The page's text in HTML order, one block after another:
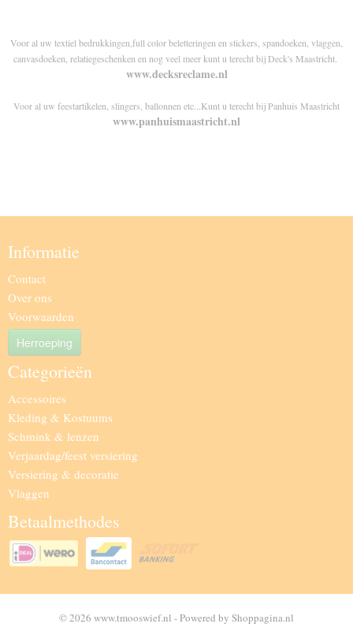
Voor al uw textiel bedrukkingen,full color beletteringen en stickers, spandoeken, vlaggen,
canvasdoeken, relatiegeschenken en nog veel meer kunt u terecht bij Deck's Maastricht.
www.decksreclame.nl
Voor al uw feestartikelen, slingers, ballonnen etc...Kunt u terecht bij Panhuis Maastricht
www.panhuismaastricht.nl
Informatie
Contact
Over ons
Voorwaarden
Herroeping
Categorieën
Accessoires
Kleding & Kostuums
Schmink & lenzen
Verjaardag/feest versiering
Versiering & decoratie
Vlaggen
Betaalmethodes
© 2026 www.tmooswief.nl - Powered by Shoppagina.nl